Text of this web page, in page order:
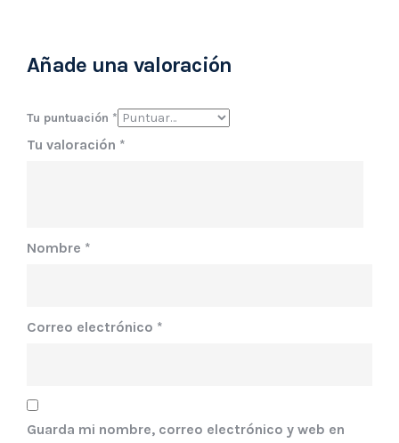
Añade una valoración
Tu puntuación *
Tu valoración *
Nombre *
Correo electrónico *
Guarda mi nombre, correo electrónico y web en